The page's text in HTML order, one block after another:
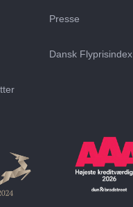
Presse
Dansk Flyprisindex